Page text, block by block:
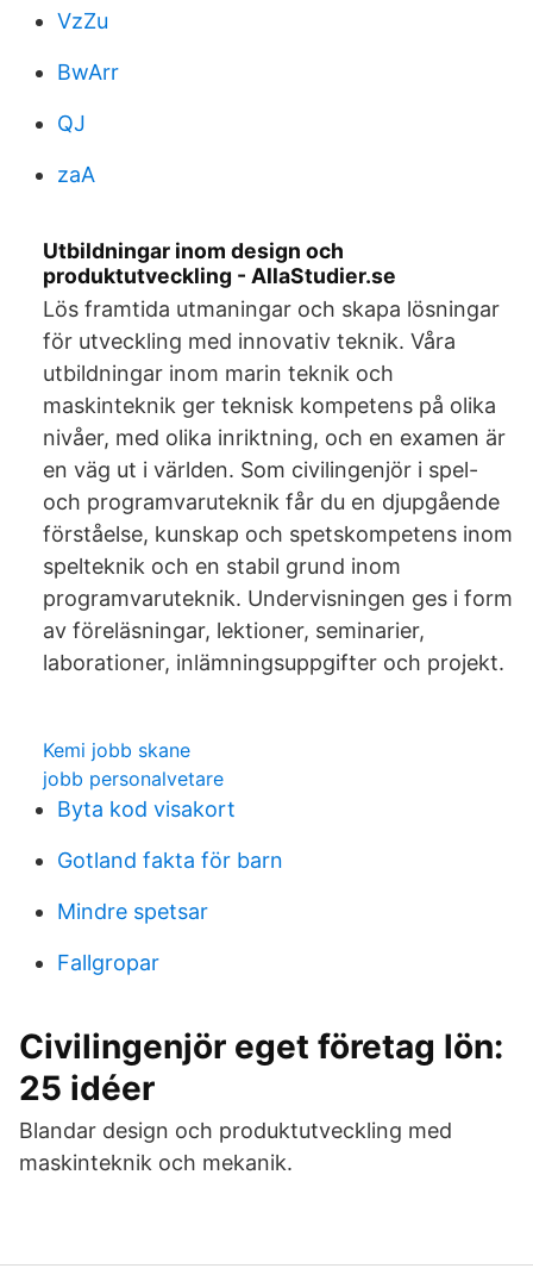
VzZu
BwArr
QJ
zaA
Utbildningar inom design och
produktutveckling - AllaStudier.se
Lös framtida utmaningar och skapa lösningar
för utveckling med innovativ teknik. Våra
utbildningar inom marin teknik och
maskinteknik ger teknisk kompetens på olika
nivåer, med olika inriktning, och en examen är
en väg ut i världen. Som civilingenjör i spel-
och programvaruteknik får du en djupgående
förståelse, kunskap och spetskompetens inom
spelteknik och en stabil grund inom
programvaruteknik. Undervisningen ges i form
av föreläsningar, lektioner, seminarier,
laborationer, inlämningsuppgifter och projekt.
Kemi jobb skane
jobb personalvetare
Byta kod visakort
Gotland fakta för barn
Mindre spetsar
Fallgropar
Civilingenjör eget företag lön:
25 idéer
Blandar design och produktutveckling med
maskinteknik och mekanik.